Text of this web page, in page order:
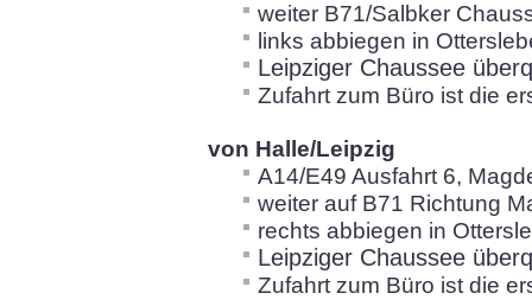
weiter B71/Salbker
links abbiegen in
Leipziger Chaussee
Zufahrt zum Büro ist die
von Halle/Leipzig
A14/E49 Ausfahrt 6,
weiter auf B71 Richtung
rechts abbiegen in
Leipziger Chaussee
Zufahrt zum Büro ist die